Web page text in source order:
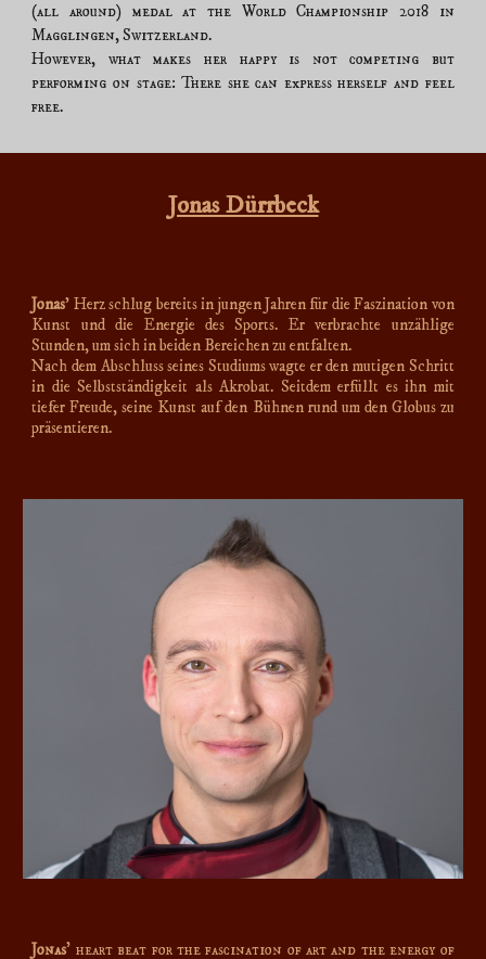
(all around) medal at the World Championship 2018 in
Magglingen, Switzerland.
However, what makes her happy is not competing but
performing on stage: There she can express herself and feel
free.
Jonas Dürrbeck
Jonas' Herz schlug bereits in jungen Jahren für die Faszination von
Kunst und die Energie des Sports. Er verbrachte unzählige
Stunden, um sich in beiden Bereichen zu entfalten.
Nach dem Abschluss seines Studiums wagte er den mutigen Schritt
in die Selbstständigkeit als Akrobat. Seitdem erfüllt es ihn mit
tiefer Freude, seine Kunst auf den Bühnen rund um den Globus zu
präsentieren.
Jonas' heart beat for the fascination of art and the energy of